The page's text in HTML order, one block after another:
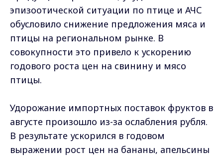
эпизоотической ситуации по птице и АЧС
обусловило снижение предложения мяса и
птицы на региональном рынке. В
совокупности это привело к ускорению
годового роста цен на свинину и мясо
птицы.
Удорожание импортных поставок фруктов в
августе произошло из-за ослабления рубля.
В результате ускорился в годовом
выражении рост цен на бананы, апельсины